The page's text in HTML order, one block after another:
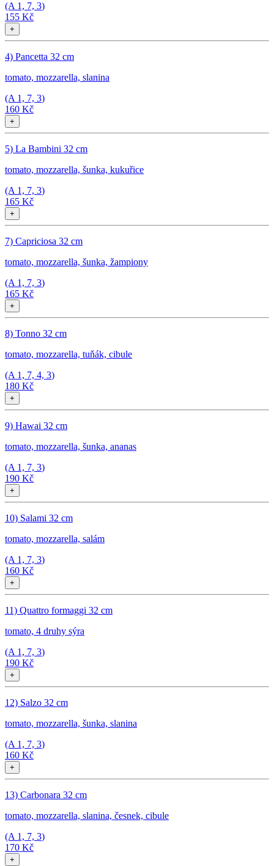
(A 1, 7, 3)
155 Kč
+
4) Pancetta 32 cm
tomato, mozzarella, slanina
(A 1, 7, 3)
160 Kč
+
5) La Bambini 32 cm
tomato, mozzarella, šunka, kukuřice
(A 1, 7, 3)
165 Kč
+
7) Capriciosa 32 cm
tomato, mozzarella, šunka, žampiony
(A 1, 7, 3)
165 Kč
+
8) Tonno 32 cm
tomato, mozzarella, tuňák, cibule
(A 1, 7, 4, 3)
180 Kč
+
9) Hawai 32 cm
tomato, mozzarella, šunka, ananas
(A 1, 7, 3)
190 Kč
+
10) Salami 32 cm
tomato, mozzarella, salám
(A 1, 7, 3)
160 Kč
+
11) Quattro formaggi 32 cm
tomato, 4 druhy sýra
(A 1, 7, 3)
190 Kč
+
12) Salzo 32 cm
tomato, mozzarella, šunka, slanina
(A 1, 7, 3)
160 Kč
+
13) Carbonara 32 cm
tomato, mozzarella, slanina, česnek, cibule
(A 1, 7, 3)
170 Kč
+